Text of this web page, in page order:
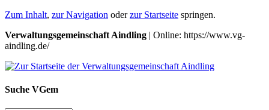
Zum Inhalt, zur Navigation oderzur Startseite springen.
Verwaltungsgemeinschaft Aindling | Online: https://www.vg-
aindling.de/
Suche VGem